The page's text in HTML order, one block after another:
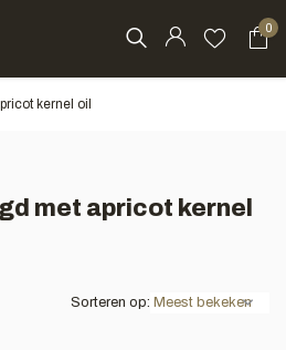
0
kernel oil
met apricot kernel
Sorteren op: